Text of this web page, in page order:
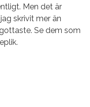
Men det är
skrivit mer än
Se dem som